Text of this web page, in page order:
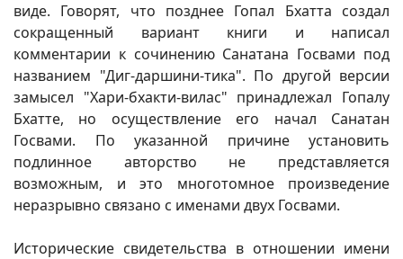
виде. Говорят, что позднее Гопал Бхатта создал
сокращенный вариант книги и написал
комментарии к сочинению Санатана Госвами под
названием "Диг-даршини-тика". По другой версии
замысел "Хари-бхакти-вилас" принадлежал Гопалу
Бхатте, но осуществление его начал Санатан
Госвами. По указанной причине установить
подлинное авторство не представляется
возможным, и это многотомное произведение
неразрывно связано с именами двух Госвами.
Исторические свидетельства в отношении имени